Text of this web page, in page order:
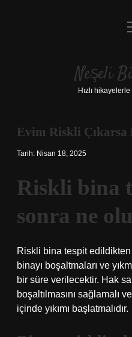
Neşeli
Hızlı
Evim Riskli Çıkarsa
Tarih: Nisan 18, 2025
Riskli bina
sonra ne
Riskli bina tespit
binayı boşaltmaları ve
bir süre verilecektir. Hak
boşaltılmasını sağlamalı
içinde yıkımı başlatmalıdır.